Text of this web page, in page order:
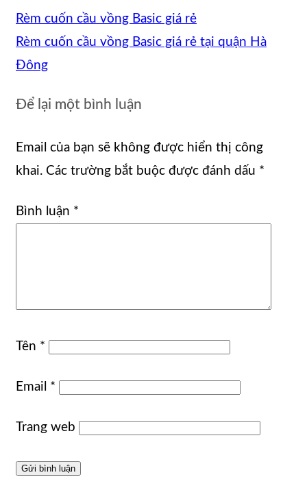
Rèm cuốn cầu vồng Basic giá rẻ
Rèm cuốn cầu vồng Basic giá rẻ tại quận Hà
Đông
Để lại một bình luận
Email của bạn sẽ không được hiển thị công
khai. Các trường bắt buộc được đánh dấu *
Bình luận *
Tên *
Email *
Trang web